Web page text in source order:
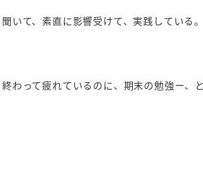
いて、素直に影響受けて、実践している。
わって疲れているのに、期末の勉強ー、